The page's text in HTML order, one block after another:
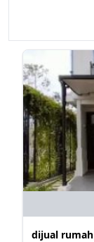
dijual